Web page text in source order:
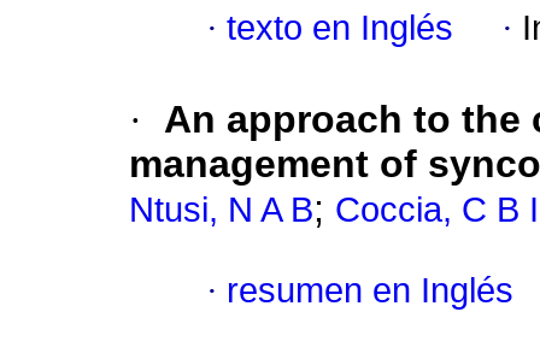
· texto en Inglés ·
·
An approach to the
management of
Ntusi, N A B; Coccia, C B I
· resumen en Inglés